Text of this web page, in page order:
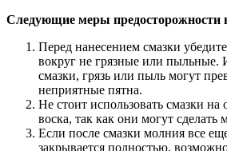
Следующие меры предосторожности
Перед нанесением смазки
вокруг не грязные или пыльные.
смазки, грязь или пыль могут
неприятные пятна.
Не стоит использовать смазки
воска, так как они могут
Если после смазки молния все
закрывается полностью,